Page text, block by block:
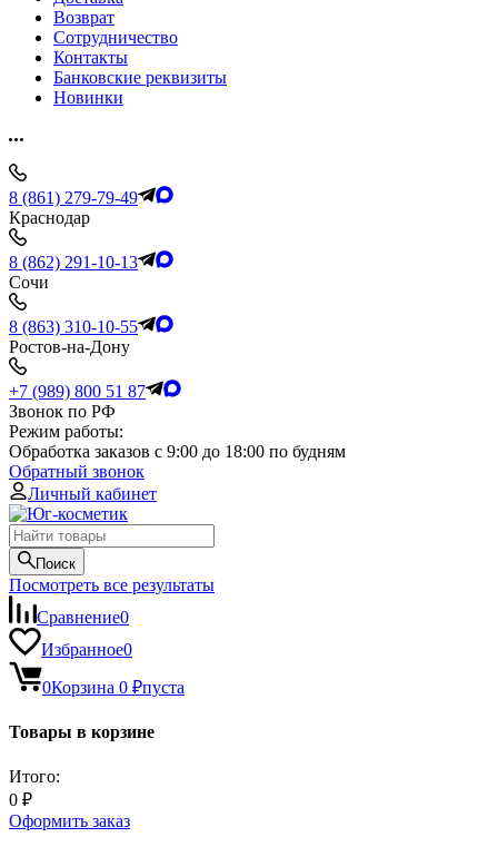
Возврат
Сотрудничество
Контакты
Банковские реквизиты
Новинки
8 (861) 279-79-49
Краснодар
8 (862) 291-10-13
Сочи
8 (863) 310-10-55
Ростов-на-Дону
+7 (989) 800 51 87
Звонок по РФ
Режим работы:
Обработка заказов с 9:00 до 18:00 по будням
Обратный звонок
Личный кабинет
Поиск
Посмотреть все результаты
Сравнение0
Избранное0
0Корзина 0 ₽пуста
Товары в корзине
Итого:
0 ₽
Оформить заказ